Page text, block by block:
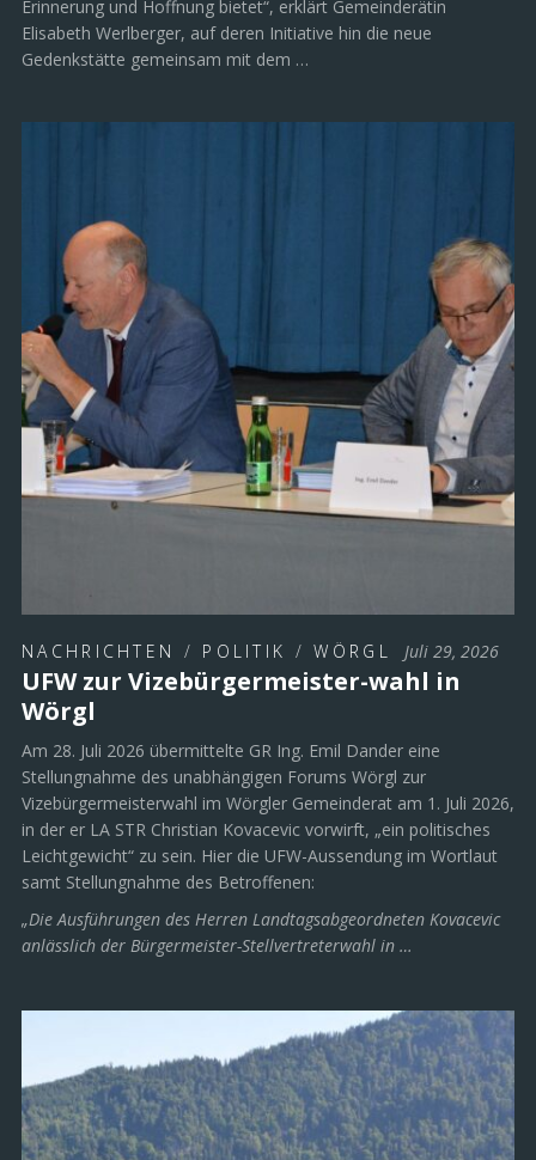
Erinnerung und Hoffnung bietet“, erklärt Gemeinderätin
Elisabeth Werlberger, auf deren Initiative hin die neue
Gedenkstätte gemeinsam mit dem …
NACHRICHTEN / POLITIK /WÖRGL Juli 29, 2026
UFW zur Vizebürgermeister-wahl in
Wörgl
Am 28. Juli 2026 übermittelte GR Ing. Emil Dander eine
Stellungnahme des unabhängigen Forums Wörgl zur
Vizebürgermeisterwahl im Wörgler Gemeinderat am 1. Juli 2026,
in der er LA STR Christian Kovacevic vorwirft, „ein politisches
Leichtgewicht“ zu sein. Hier die UFW-Aussendung im Wortlaut
samt Stellungnahme des Betroffenen:
„Die Ausführungen des Herren Landtagsabgeordneten Kovacevic
anlässlich der Bürgermeister-Stellvertreterwahl in …